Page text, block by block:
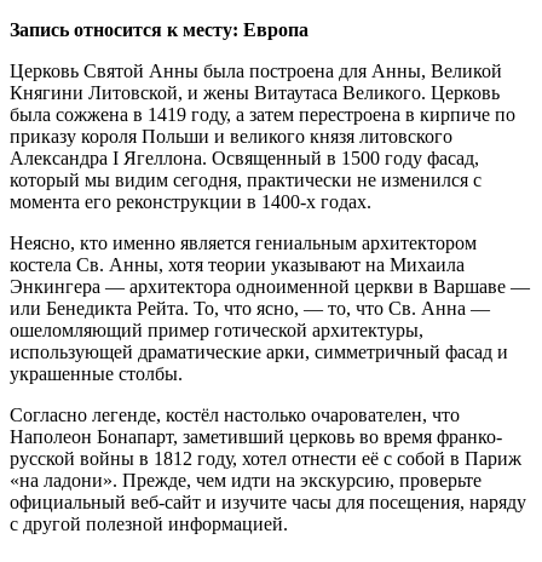
Запись относится к месту: Европа
Церковь Святой Анны была построена для Анны, Великой
Княгини Литовской, и жены Витаутаса Великого. Церковь
была сожжена в 1419 году, а затем перестроена в кирпиче по
приказу короля Польши и великого князя литовского
Александра I Ягеллона. Освященный в 1500 году фасад,
который мы видим сегодня, практически не изменился с
момента его реконструкции в 1400-х годах.
Неясно, кто именно является гениальным архитектором
костела Св. Анны, хотя теории указывают на Михаила
Энкингера — архитектора одноименной церкви в Варшаве —
или Бенедикта Рейта. То, что ясно, — то, что Св. Анна —
ошеломляющий пример готической архитектуры,
использующей драматические арки, симметричный фасад и
украшенные столбы.
Согласно легенде, костёл настолько очарователен, что
Наполеон Бонапарт, заметивший церковь во время франко-
русской войны в 1812 году, хотел отнести её с собой в Париж
«на ладони». Прежде, чем идти на экскурсию, проверьте
официальный веб-сайт и изучите часы для посещения, наряду
с другой полезной информацией.